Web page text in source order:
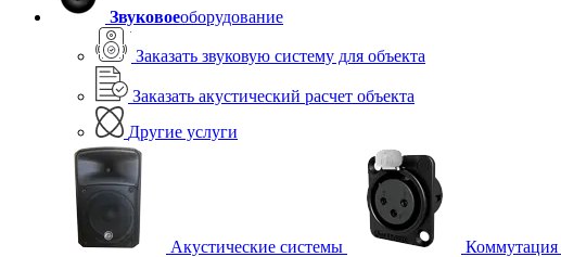
Звуковоеоборудование
Заказать звуковую систему для объекта
Заказать акустический расчет объекта
Другие услуги
Акустические системы Коммутация